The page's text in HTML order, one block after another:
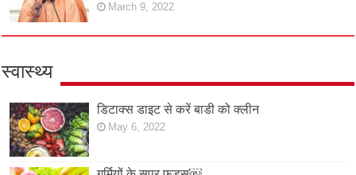
March 9, 2022
स्वास्थ्य
डिटाक्स डाइट से करें बाडी को क्लीन
May 6, 2022